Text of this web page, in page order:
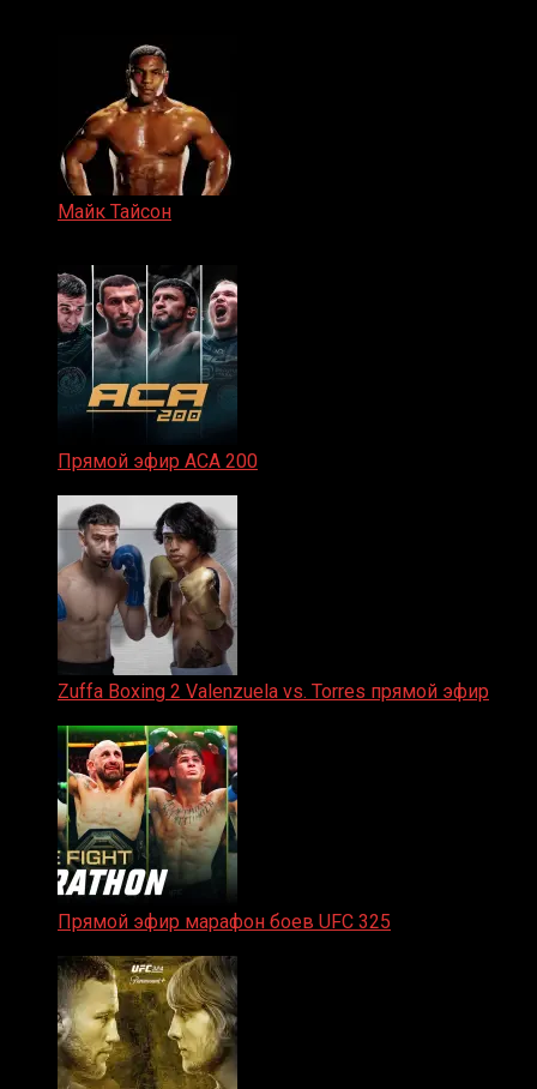
Майк Тайсон
Прямой эфир ACA 200
Zuffa Boxing 2 Valenzuela vs. Torres прямой эфир
Прямой эфир марафон боев UFC 325